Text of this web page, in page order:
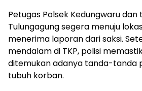
​Petugas Polsek Kedungwaru dan
Tulungagung segera menuju
menerima laporan dari saksi.
mendalam di TKP, polisi
ditemukan adanya tanda-tanda
tubuh korban.